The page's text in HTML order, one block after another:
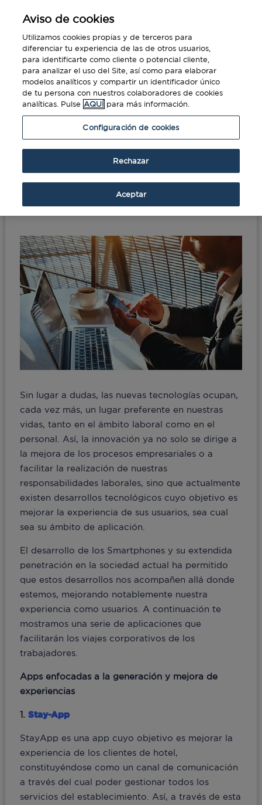
Portada»Tecnología que mejora la
experiencia del viajero
Tecnología que mejora la
experiencia del viajero
Sin lugar a dudas, las nuevas tecnologías ocupan,
cada vez más, un lugar preferente en nuestras
vidas, tanto en el ámbito laboral como en el
personal. Así, la innovación ya no solo se dirige a
la mejora de los procesos empresariales o a
facilitar la realización de nuestras
responsabilidades laborales, sino que actualmente
existen desarrollos tecnológicos cuyo objetivo es
mejorar la experiencia de sus usuarios, sea cual
sea su ámbito de aplicación.
El desarrollo de los Smartphones y su extendida
penetración en la sociedad actual ha permitido
que estos desarrollos nos acompañen allá donde
estemos, mejorando notablemente nuestra
experiencia como usuarios. A continuación te
mostramos una serie de aplicaciones que
facilitarán los viajes corporativos de los
trabajadores.
Apps enfocadas a la generación y mejora de
experiencias
1. Stay-App
StayApp es una app cuyo objetivo es mejorar la
experiencia de los clientes de hotel,
constituyéndose como un canal de comunicación
a través del cual poder gestionar todos los
servicios del establecimiento. Así, a través de esta
Aviso de cookies
Utilizamos cookies propias y de terceros para
diferenciar tu experiencia de las de otros usuarios,
para identificarte como cliente o potencial cliente,
para analizar el uso del Site, así como para elaborar
modelos analíticos y compartir un identificador único
de tu persona con nuestros colaboradores de cookies
analíticas. Pulse AQUÍ para más información.
Configuración de cookies
Rechazar
Aceptar